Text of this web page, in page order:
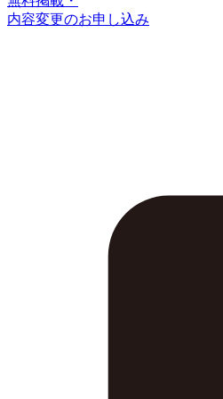
内容変更のお申し込み